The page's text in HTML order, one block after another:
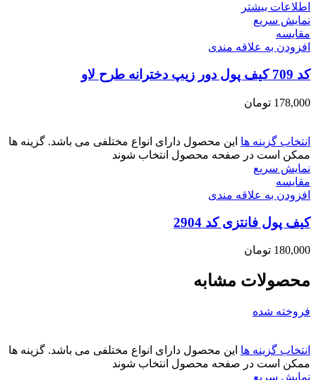
اطلاعات بیشتر
نمایش سریع
مقايسه
افزودن به علاقه مندی
کد 709 کیف پول دور زیپ دخترانه طرح لاو
178,000 تومان
انتخاب گزینه ها این محصول دارای انواع مختلفی می باشد. گزینه ها
ممکن است در صفحه محصول انتخاب شوند
نمایش سریع
مقايسه
افزودن به علاقه مندی
کیف پول فانتزی کد 2904
180,000 تومان
محصولات مشابه
فروخته شده
انتخاب گزینه ها این محصول دارای انواع مختلفی می باشد. گزینه ها
ممکن است در صفحه محصول انتخاب شوند
نمایش سریع